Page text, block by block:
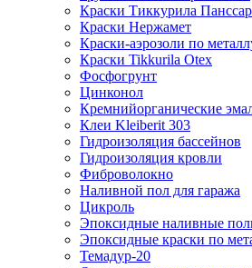
Краски Тиккурила
Краски Нержамет
Краски-аэрозоли по
Краски Tikkurila Otex
Фосфогрунт
Цинконол
Кремнийорганические
Клеи Kleiberit 303
Гидроизоляция бассейнов
Гидроизоляция кровли
Фиброволокно
Наливной пол для гаража
Цикроль
Эпоксидные наливные
Эпоксидные краски по
Темадур-20